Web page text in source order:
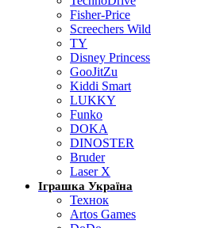
Fisher-Price
Screechers Wild
TY
Disney Princess
GooJitZu
Kiddi Smart
LUKKY
Funko
DOKA
DINOSTER
Bruder
Laser X
Іграшка Україна
Технок
Artos Games